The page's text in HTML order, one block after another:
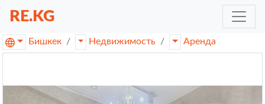
RE.KG
Бишкек Недвижимость Аренда